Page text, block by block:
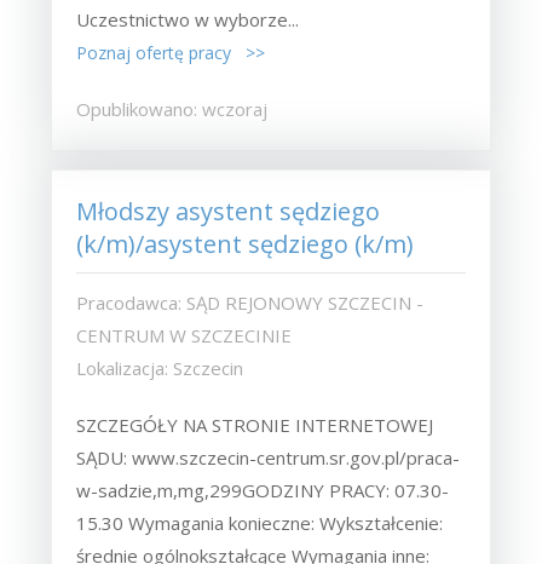
Uczestnictwo w wyborze...
Poznaj ofertę pracy >>
Opublikowano: wczoraj
Młodszy asystent sędziego
(k/m)/asystent sędziego (k/m)
Pracodawca: SĄD REJONOWY SZCZECIN -
CENTRUM W SZCZECINIE
Lokalizacja: Szczecin
SZCZEGÓŁY NA STRONIE INTERNETOWEJ
SĄDU: www.szczecin-centrum.sr.gov.pl/praca-
w-sadzie,m,mg,299GODZINY PRACY: 07.30-
15.30 Wymagania konieczne: Wykształcenie:
średnie ogólnokształcące Wymagania inne: